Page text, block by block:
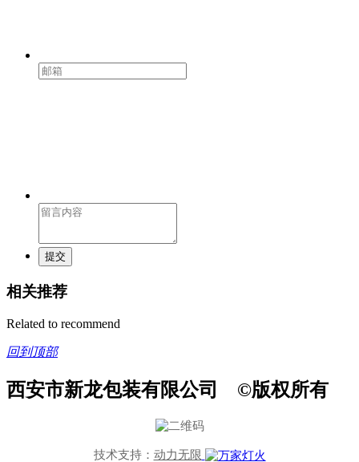
提交
相关推荐
Related to recommend
回到顶部
西安市新龙包装有限公司 ©版权所有
技术支持： 动力无限